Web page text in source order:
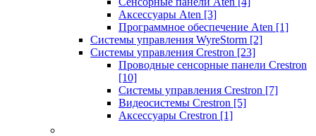
Аксессуары Aten [3]
Программное обеспечение Aten [1]
Системы управления WyreStorm [2]
Системы управления Crestron [23]
Проводные сенсорные панели Crestron
[10]
Системы управления Crestron [7]
Видеосистемы Crestron [5]
Аксессуары Crestron [1]